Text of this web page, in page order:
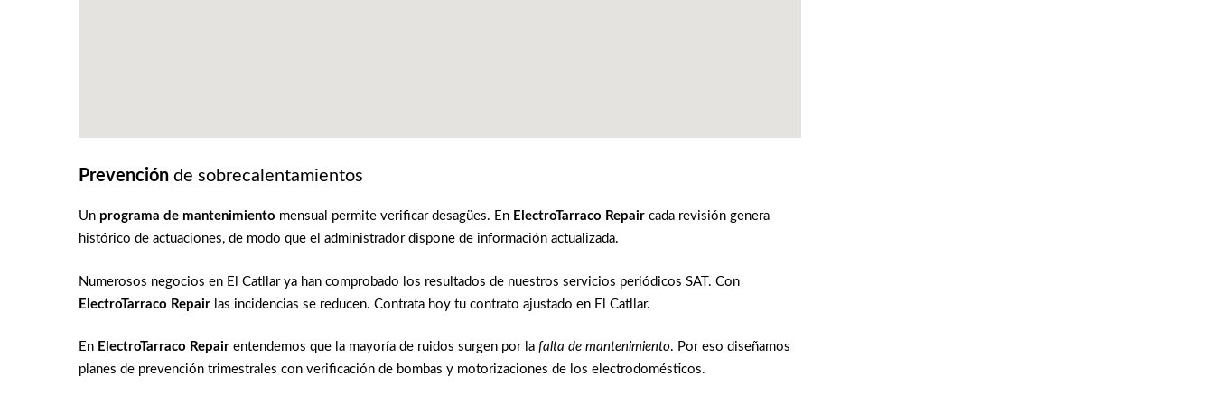
Prevención de sobrecalentamientos
Un programa de mantenimiento mensual permite verificar desagües. En ElectroTarraco Repair cada revisión genera
histórico de actuaciones, de modo que el administrador dispone de información actualizada.
Numerosos negocios en El Catllar ya han comprobado los resultados de nuestros servicios periódicos SAT. Con
ElectroTarraco Repair las incidencias se reducen. Contrata hoy tu contrato ajustado en El Catllar.
En ElectroTarraco Repair entendemos que la mayoría de ruidos surgen por la falta de mantenimiento. Por eso diseñamos
planes de prevención trimestrales con verificación de bombas y motorizaciones de los electrodomésticos.